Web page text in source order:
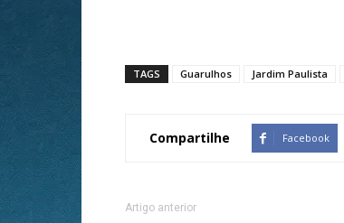
TAGS Guarulhos Jardim Paulista
Compartilhe Facebook
Artigo anterior